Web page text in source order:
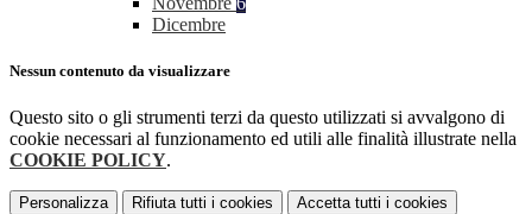
Dicembre
Nessun contenuto da visualizzare
Questo sito o gli strumenti terzi da questo utilizzati si avvalgono di
cookie necessari al funzionamento ed utili alle finalità illustrate nella
COOKIE POLICY.
Personalizza Rifiuta tutti i cookies Accetta tutti i cookies